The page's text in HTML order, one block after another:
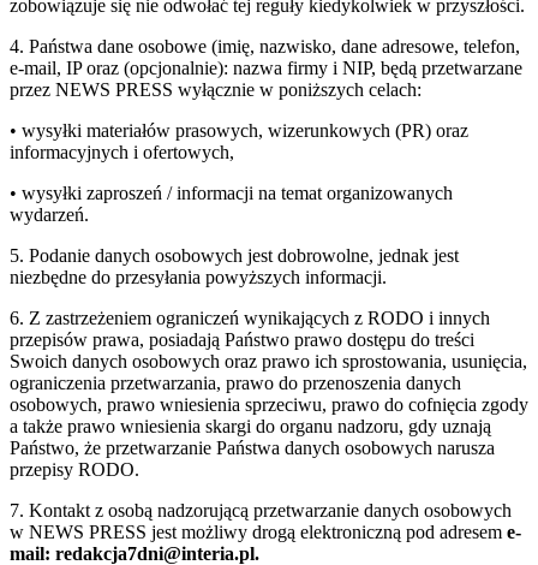
zobowiązuje się nie odwołać tej reguły kiedykolwiek w przyszłości.
4. Państwa dane osobowe (imię, nazwisko, dane adresowe, telefon,
e-mail, IP oraz (opcjonalnie): nazwa firmy i NIP, będą przetwarzane
przez NEWS PRESS wyłącznie w poniższych celach:
• wysyłki materiałów prasowych, wizerunkowych (PR) oraz
informacyjnych i ofertowych,
• wysyłki zaproszeń / informacji na temat organizowanych
wydarzeń.
5. Podanie danych osobowych jest dobrowolne, jednak jest
niezbędne do przesyłania powyższych informacji.
6. Z zastrzeżeniem ograniczeń wynikających z RODO i innych
przepisów prawa, posiadają Państwo prawo dostępu do treści
Swoich danych osobowych oraz prawo ich sprostowania, usunięcia,
ograniczenia przetwarzania, prawo do przenoszenia danych
osobowych, prawo wniesienia sprzeciwu, prawo do cofnięcia zgody
a także prawo wniesienia skargi do organu nadzoru, gdy uznają
Państwo, że przetwarzanie Państwa danych osobowych narusza
przepisy RODO.
7. Kontakt z osobą nadzorującą przetwarzanie danych osobowych
w NEWS PRESS jest możliwy drogą elektroniczną pod adresem e-
mail: redakcja7dni@interia.pl.